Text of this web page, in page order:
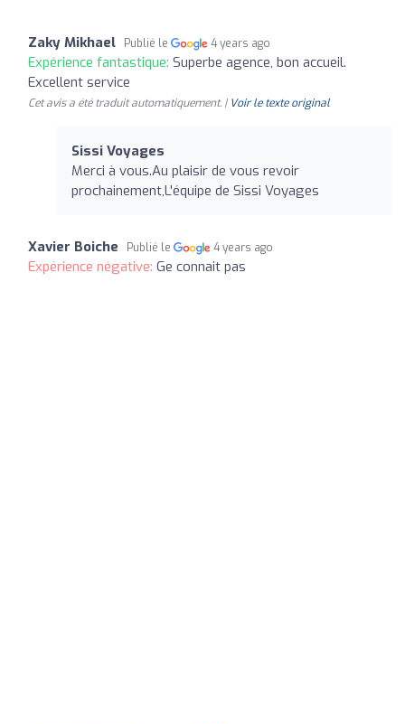
Zaky Mikhael Publié le 4 years ago
Expérience fantastique: Superbe agence, bon accueil.
Excellent service
Cet avis a été traduit automatiquement. | Voir le texte original
Sissi Voyages
Merci à vous.Au plaisir de vous revoir
prochainement,L'équipe de Sissi Voyages
Xavier Boiche Publié le 4 years ago
Expérience négative: Ge connait pas